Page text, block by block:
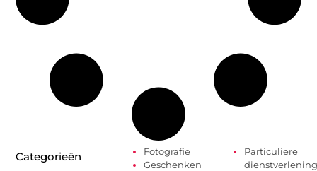
Categorieën
Fotografie
Geschenken
Particuliere
dienstverlening